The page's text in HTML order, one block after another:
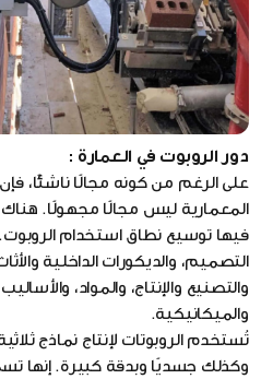
دور الروبوت في العمارة :
على الرغم من كونه مجالًا ناشئًا،
المعمارية ليس مجالًا مجهولًا.
فيها توسيع نطاق استخدام
التصميم، والديكورات الداخلية
والتصنيع والإنتاج، والمواد،
والميكانيكية.
تُستخدم الروبوتات لإنتاج نماذج
وكذلك جسديًا وبدقة كبيرة. إنها